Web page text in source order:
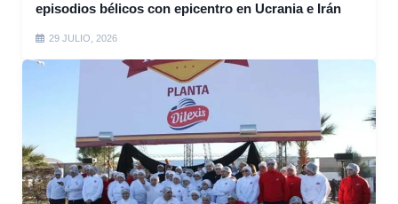
episodios bélicos con epicentro en Ucrania e Irán
29 JULIO, 2026